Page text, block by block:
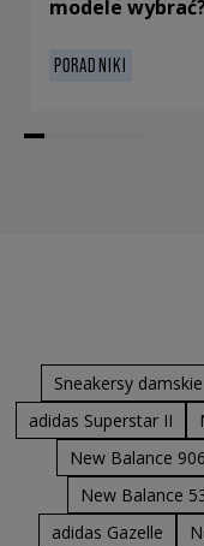
modele
PORADNIKI
Sneakersy damskie
adidas Superstar II
New Balance
New Balance
adidas Gazelle